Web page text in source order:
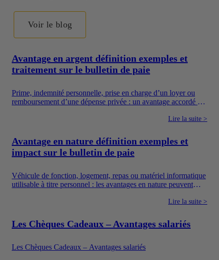
Voir le blog
Avantage en argent définition exemples et
traitement sur le bulletin de paie
Prime, indemnité personnelle, prise en charge d’un loyer ou
remboursement d’une dépense privée : un avantage accordé en
autant, toutes les sommes versées par une entreprise ne suivent
rémunération, les avantages en argent, les frais professionnels
et les dispositifs sociaux dont l’utilisation est encadrée.
Lire la suite >
Avantage en nature définition exemples et
impact sur le bulletin de paie
Véhicule de fonction, logement, repas ou matériel informatique
utilisable à titre personnel : les avantages en nature peuvent
également un moyen pour l’entreprise de proposer une
en argent.
Lire la suite >
Les Chèques Cadeaux – Avantages salariés
Les Chèques Cadeaux – Avantages salariés